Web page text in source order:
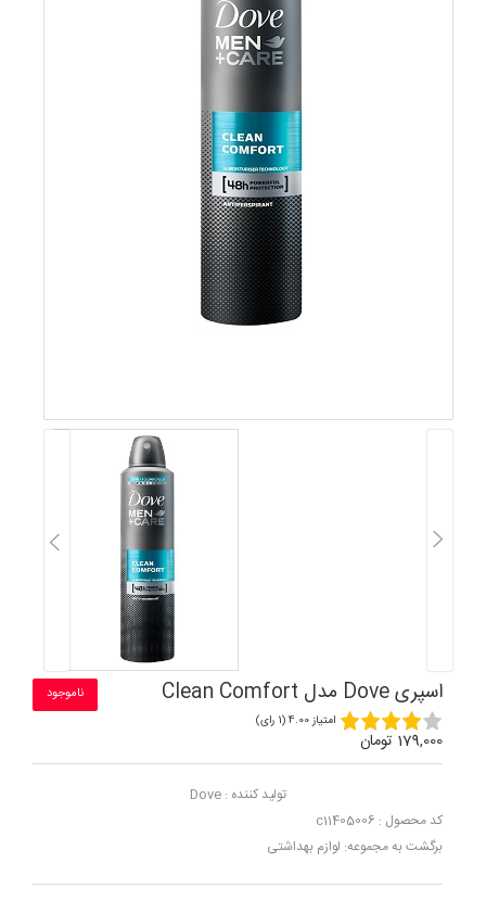
اسپری Dove مدل Clean Comfort ناموجود
امتیاز 4.00 (1 رای)
179,000 تومان
تولید کننده : Dove
کد محصول : c11405006
برگشت به مجموعه: لوازم بهداشتی